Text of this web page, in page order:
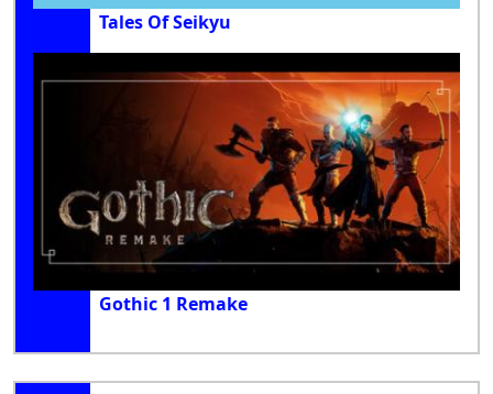
Tales Of Seikyu
Gothic 1 Remake